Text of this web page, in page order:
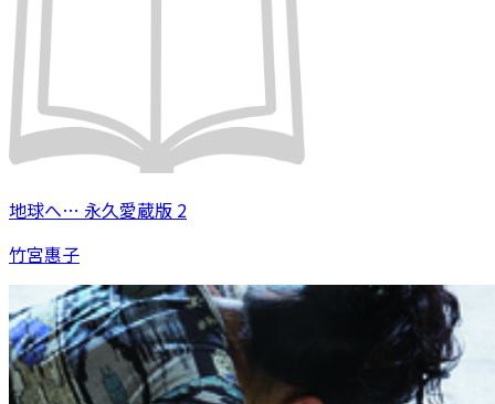
地球へ… 永久愛蔵版 2
竹宮惠子